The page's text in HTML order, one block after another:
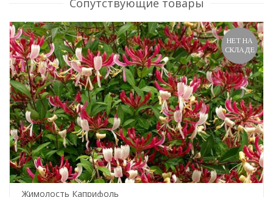
Сопутствующие товары
НЕТ НА
СКЛАДЕ
Жимолость Каприфоль